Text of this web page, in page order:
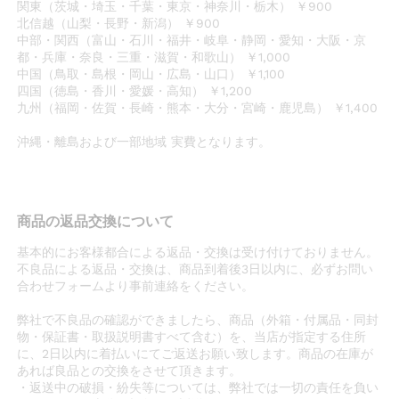
関東（茨城・埼玉・千葉・東京・神奈川・栃木） ￥900
北信越（山梨・長野・新潟） ￥900
中部・関西（富山・石川・福井・岐阜・静岡・愛知・大阪・京
都・兵庫・奈良・三重・滋賀・和歌山） ￥1,000
中国（鳥取・島根・岡山・広島・山口） ￥1,100
四国（徳島・香川・愛媛・高知） ￥1,200
九州（福岡・佐賀・長崎・熊本・大分・宮崎・鹿児島） ￥1,400
沖縄・離島および一部地域 実費となります。
商品の返品交換について
基本的にお客様都合による返品・交換は受け付けておりません。
不良品による返品・交換は、商品到着後3日以内に、必ずお問い
合わせフォームより事前連絡をください。
弊社で不良品の確認ができましたら、商品（外箱・付属品・同封
物・保証書・取扱説明書すべて含む）を、当店が指定する住所
に、2日以内に着払いにてご返送お願い致します。商品の在庫が
あれば良品との交換をさせて頂きます。
・返送中の破損・紛失等については、弊社では一切の責任を負い